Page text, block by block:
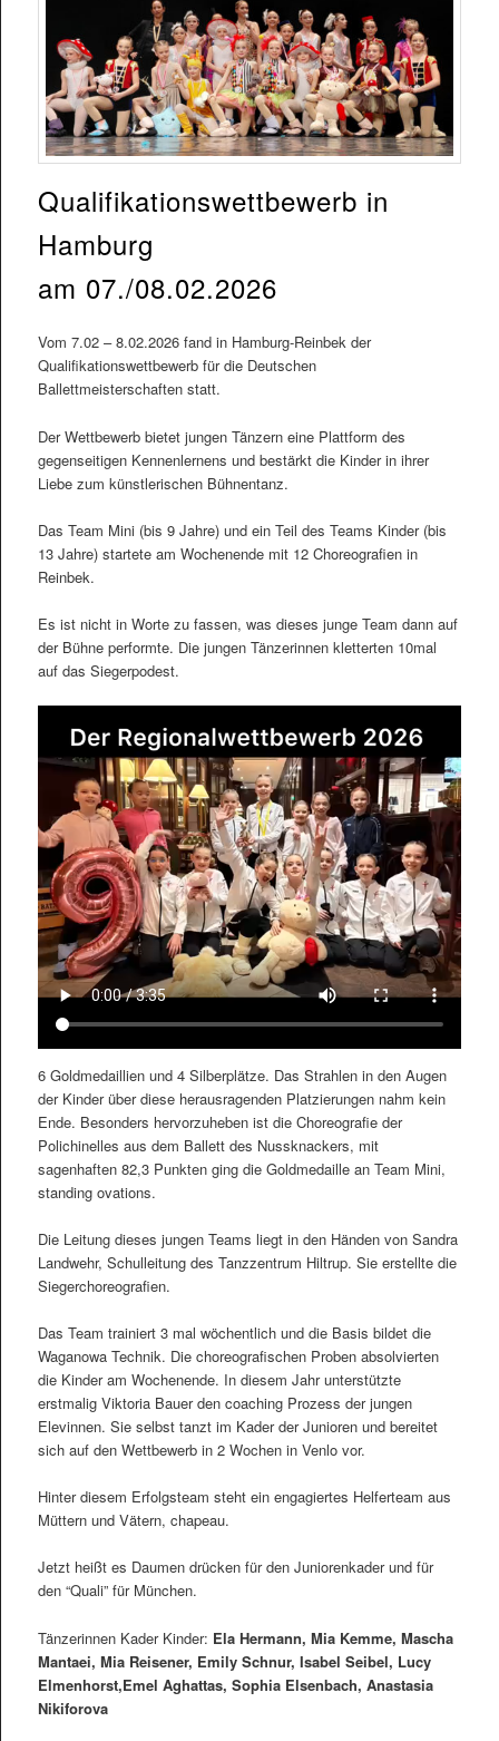
Qualifikationswettbewerb in
Hamburg
am 07./08.02.2026
Vom 7.02 – 8.02.2026 fand in Hamburg-Reinbek der
Qualifikationswettbewerb für die Deutschen
Ballettmeisterschaften statt.
Der Wettbewerb bietet jungen Tänzern eine Plattform des
gegenseitigen Kennenlernens und bestärkt die Kinder in ihrer
Liebe zum künstlerischen Bühnentanz.
Das Team Mini (bis 9 Jahre) und ein Teil des Teams Kinder (bis
13 Jahre) startete am Wochenende mit 12 Choreografien in
Reinbek.
Es ist nicht in Worte zu fassen, was dieses junge Team dann auf
der Bühne performte. Die jungen Tänzerinnen kletterten 10mal
auf das Siegerpodest.
6 Goldmedaillien und 4 Silberplätze. Das Strahlen in den Augen
der Kinder über diese herausragenden Platzierungen nahm kein
Ende. Besonders hervorzuheben ist die Choreografie der
Polichinelles aus dem Ballett des Nussknackers, mit
sagenhaften 82,3 Punkten ging die Goldmedaille an Team Mini,
standing ovations.
Die Leitung dieses jungen Teams liegt in den Händen von Sandra
Landwehr, Schulleitung des Tanzzentrum Hiltrup. Sie erstellte die
Siegerchoreografien.
Das Team trainiert 3 mal wöchentlich und die Basis bildet die
Waganowa Technik. Die choreografischen Proben absolvierten
die Kinder am Wochenende. In diesem Jahr unterstützte
erstmalig Viktoria Bauer den coaching Prozess der jungen
Elevinnen. Sie selbst tanzt im Kader der Junioren und bereitet
sich auf den Wettbewerb in 2 Wochen in Venlo vor.
Hinter diesem Erfolgsteam steht ein engagiertes Helferteam aus
Müttern und Vätern, chapeau.
Jetzt heißt es Daumen drücken für den Juniorenkader und für
den “Quali” für München.
Tänzerinnen Kader Kinder: Ela Hermann, Mia Kemme, Mascha
Mantaei, Mia Reisener, Emily Schnur, Isabel Seibel, Lucy
Elmenhorst,Emel Aghattas, Sophia Elsenbach, Anastasia
Nikiforova